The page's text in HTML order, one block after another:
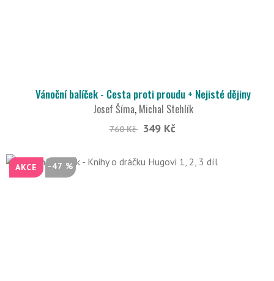
Vánoční balíček - Cesta proti proudu + Nejisté dějiny
Josef Šíma, Michal Stehlík
760 Kč 349 Kč
AKCE -47 %